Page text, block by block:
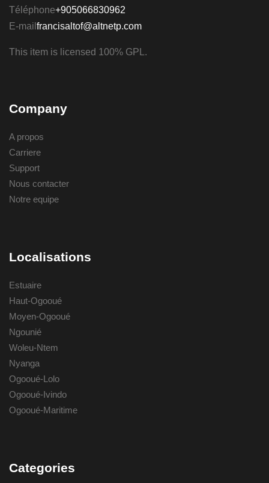
Téléphone+905066830962
E-mail francisaltof@altnetp.com
This item is licensed 100% GPL.
Company
A propos
Carriere
Support
Nous contacter
Notre equipe
Localisations
Estuaire
Haut-Ogooué
Moyen-Ogooué
Ngounié
Woleu-Ntem
Nyanga
Ogooué-Lolo
Ogooué-Ivindo
Ogooué-Maritime
Categories